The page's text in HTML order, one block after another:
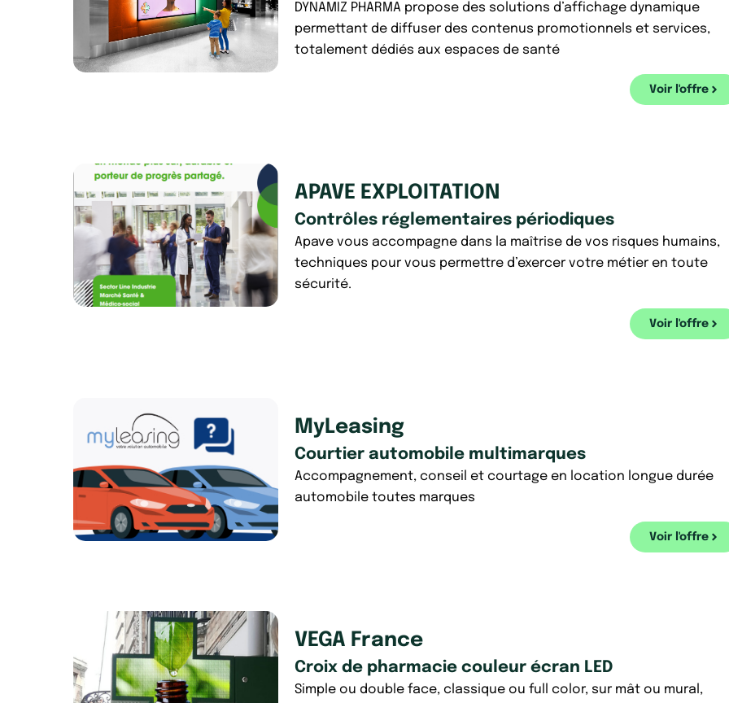
DYNAMIZ PHARMA propose des solutions d’affichage dynamique
permettant de diffuser des contenus promotionnels et services,
totalement dédiés aux espaces de santé
Voir l'offre
APAVE EXPLOITATION
Contrôles réglementaires périodiques
Apave vous accompagne dans la maîtrise de vos risques humains,
techniques pour vous permettre d’exercer votre métier en toute
sécurité.
Voir l'offre
MyLeasing
Courtier automobile multimarques
Accompagnement, conseil et courtage en location longue durée
automobile toutes marques
Voir l'offre
VEGA France
Croix de pharmacie couleur écran LED
Simple ou double face, classique ou full color, sur mât ou mural,